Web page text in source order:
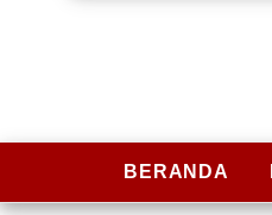
BERANDA